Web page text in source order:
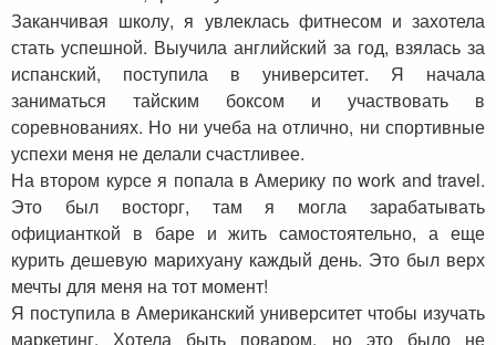
Заканчивая школу, я увлеклась фитнесом и захотела
стать успешной. Выучила английский за год, взялась за
испанский, поступила в университет. Я начала
заниматься тайским боксом и участвовать в
соревнованиях. Но ни учеба на отлично, ни спортивные
успехи меня не делали счастливее.
На втором курсе я попала в Америку по work and travel.
Это был восторг, там я могла зарабатывать
официанткой в баре и жить самостоятельно, а еще
курить дешевую марихуану каждый день. Это был верх
мечты для меня на тот момент!
Я поступила в Американский университет чтобы изучать
маркетинг. Хотела быть поваром, но это было не